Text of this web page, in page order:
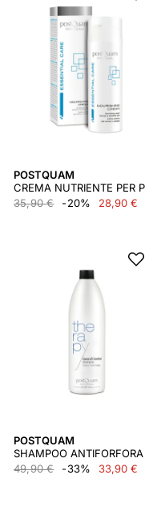
POSTQUAM
35,90 €
-20% 28,90 €
POSTQUAM
49,90 €
-33% 33,90 €